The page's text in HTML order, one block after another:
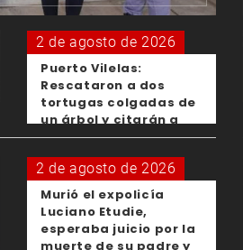
2 de agosto de 2026
Puerto Vilelas:
Rescataron a dos
tortugas colgadas de
un árbol y citarán a
los padres de los
menores responsables
2 de agosto de 2026
Murió el expolicía
Luciano Etudie,
esperaba juicio por la
muerte de su padre y